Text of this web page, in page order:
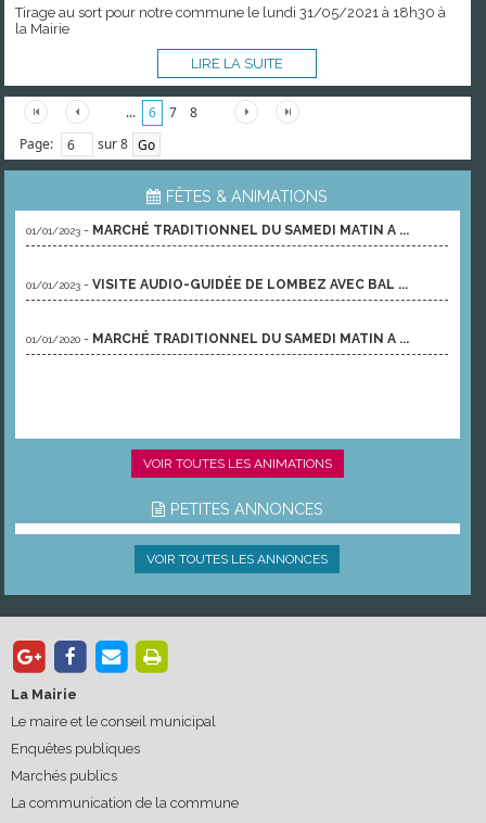
Tirage au sort pour notre commune le lundi 31/05/2021 à 18h30 à
la Mairie
LIRE LA SUITE
... 6 7
8
Page:
sur 8
FÊTES & ANIMATIONS
01/01/2023 - MARCHÉ TRADITIONNEL DU SAMEDI MATIN A ...
01/01/2023 -VISITE AUDIO-GUIDÉE DE LOMBEZ AVEC BAL ...
01/01/2020 - MARCHÉ TRADITIONNEL DU SAMEDI MATIN A ...
VOIR TOUTES LES ANIMATIONS
PETITES ANNONCES
VOIR TOUTES LES ANNONCES
La Mairie
Le maire et le conseil municipal
Enquêtes publiques
Marchés publics
La communication de la commune